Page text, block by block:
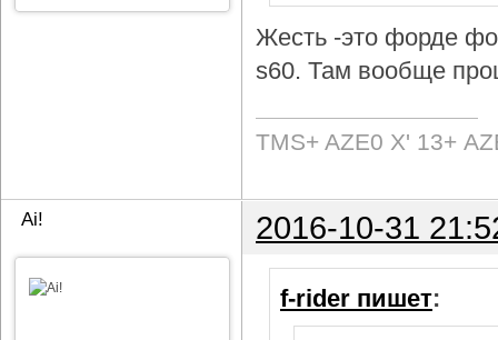
Жесть -это форде
s60. Там вообще
TMS+ AZE0 Х' 13+
Ai! 2016-10-31
f-rider пишет: